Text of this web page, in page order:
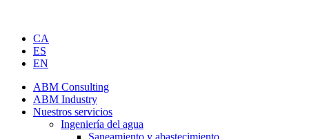
CA
ES
EN
ABM Consulting
ABM Industry
Nuestros servicios
Ingeniería del agua
Saneamiento y abastecimiento